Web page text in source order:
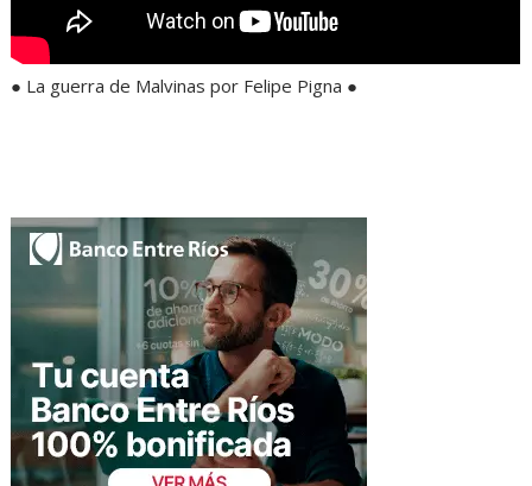
● La guerra de Malvinas por Felipe Pigna ●